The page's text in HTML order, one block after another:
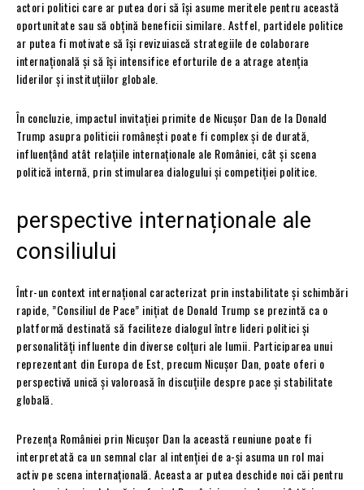
actori politici care ar putea dori să își asume meritele pentru această
oportunitate sau să obțină beneficii similare. Astfel, partidele politice
ar putea fi motivate să își revizuiască strategiile de colaborare
internațională și să își intensifice eforturile de a atrage atenția
liderilor și instituțiilor globale.
În concluzie, impactul invitației primite de Nicușor Dan de la Donald
Trump asupra politicii românești poate fi complex și de durată,
influențând atât relațiile internaționale ale României, cât și scena
politică internă, prin stimularea dialogului și competiției politice.
perspective internaționale ale
consiliului
Într-un context internațional caracterizat prin instabilitate și schimbări
rapide, ”Consiliul de Pace” inițiat de Donald Trump se prezintă ca o
platformă destinată să faciliteze dialogul între lideri politici și
personalități influente din diverse colțuri ale lumii. Participarea unui
reprezentant din Europa de Est, precum Nicușor Dan, poate oferi o
perspectivă unică și valoroasă în discuțiile despre pace și stabilitate
globală.
Prezența României prin Nicușor Dan la această reuniune poate fi
interpretată ca un semnal clar al intenției de a-și asuma un rol mai
activ pe scena internațională. Aceasta ar putea deschide noi căi pentru